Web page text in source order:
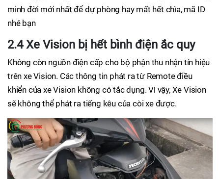
minh đời mới nhất để dự phòng hay mất hết chìa, mã ID
nhé bạn
2.4 Xe Vision bị hết bình điện ắc quy
Không còn nguồn điện cấp cho bộ phận thu nhận tín hiệu
trên xe Vision. Các thông tin phát ra từ Remote điều
khiển của xe Vision không có tắc dụng. Vì vậy, Xe Vision
sẽ không thể phát ra tiếng kêu của còi xe được.